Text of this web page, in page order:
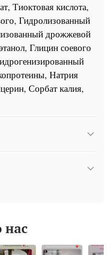
Тиоктовая кислота,
Гидролизованный
дрожжевой
Глицин соевого
Натрия
Сорбат калия,